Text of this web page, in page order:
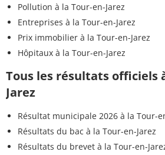
Pollution à la Tour-en-Jarez
Entreprises à la Tour-en-Jarez
Prix immobilier à la Tour-en-Jarez
Hôpitaux à la Tour-en-Jarez
Tous les résultats officiels
Jarez
Résultat municipale 2026 à la Tour-
Résultats du bac à la Tour-en-Jarez
Résultats du brevet à la Tour-en-